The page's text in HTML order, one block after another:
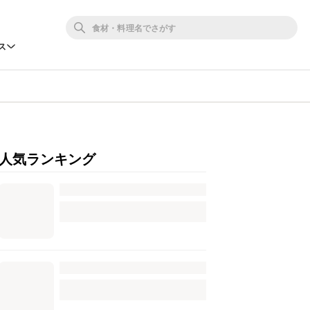
人気ランキング